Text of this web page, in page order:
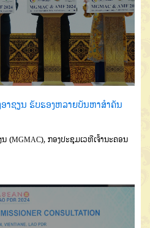
າຊຽນ ຮັບຮອງຫລາຍບັນຫາສໍາຄັນ
(MGMAC), ກອງປະຊຸມເວທີເຈົ້ານະຄອນ